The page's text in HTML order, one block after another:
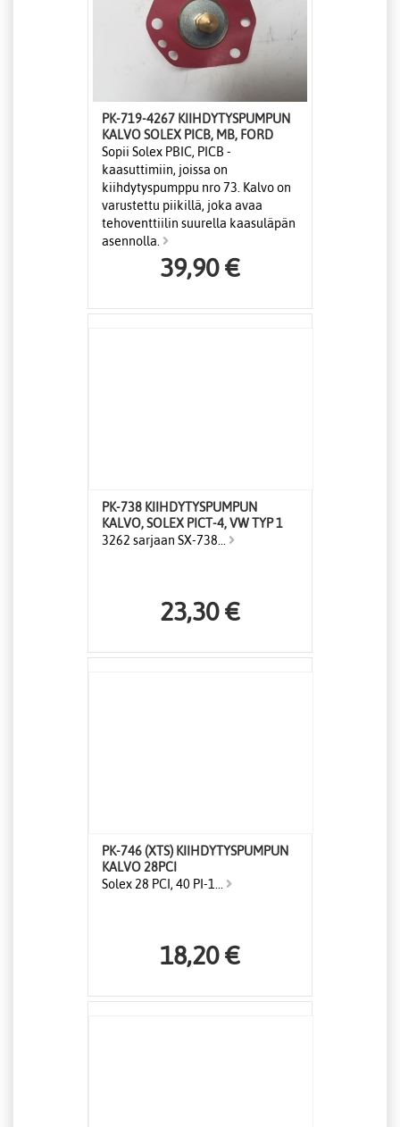
PK-719-4267 KIIHDYTYSPUMPUN
KALVO SOLEX PICB, MB, FORD
Sopii Solex PBIC, PICB -
kaasuttimiin, joissa on
kiihdytyspumppu nro 73. Kalvo on
varustettu piikillä, joka avaa
tehoventtiilin suurella kaasuläpän
asennolla.
39,90 €
PK-738 KIIHDYTYSPUMPUN
KALVO, SOLEX PICT-4, VW TYP 1
3262 sarjaan SX-738...
23,30 €
PK-746 (XTS) KIIHDYTYSPUMPUN
KALVO 28PCI
Solex 28 PCI, 40 PI-1...
18,20 €